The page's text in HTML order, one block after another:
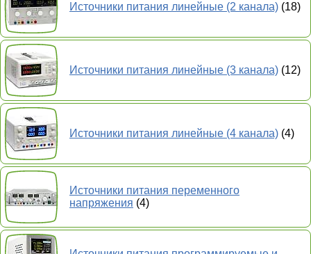
Источники питания линейные (2 канала) (18)
Источники питания линейные (3 канала) (12)
Источники питания линейные (4 канала) (4)
Источники питания переменного
напряжения (4)